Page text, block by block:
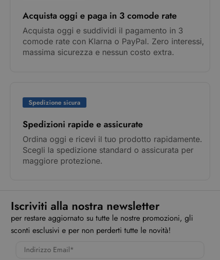
Acquista oggi e paga in 3 comode rate
Acquista oggi e suddividi il pagamento in 3
comode rate con Klarna o PayPal. Zero interessi,
massima sicurezza e nessun costo extra.
Spedizione sicura
Spedizioni rapide e assicurate
Ordina oggi e ricevi il tuo prodotto rapidamente.
Scegli la spedizione standard o assicurata per
maggiore protezione.
Iscriviti alla nostra newsletter
per restare aggiornato su tutte le nostre promozioni, gli
sconti esclusivi e per non perderti tutte le novità!